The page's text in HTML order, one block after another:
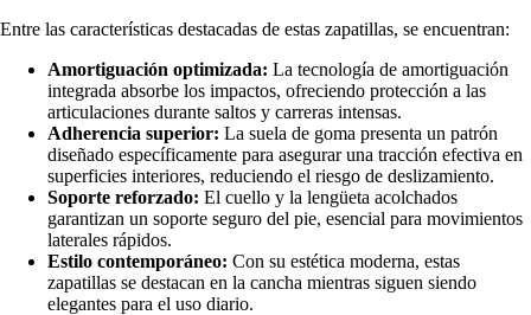
Entre las características destacadas de estas zapatillas, se encuentran:
Amortiguación optimizada: La tecnología de amortiguación
integrada absorbe los impactos, ofreciendo protección a las
articulaciones durante saltos y carreras intensas.
Adherencia superior: La suela de goma presenta un patrón
diseñado específicamente para asegurar una tracción efectiva en
superficies interiores, reduciendo el riesgo de deslizamiento.
Soporte reforzado: El cuello y la lengüeta acolchados
garantizan un soporte seguro del pie, esencial para movimientos
laterales rápidos.
Estilo contemporáneo: Con su estética moderna, estas
zapatillas se destacan en la cancha mientras siguen siendo
elegantes para el uso diario.